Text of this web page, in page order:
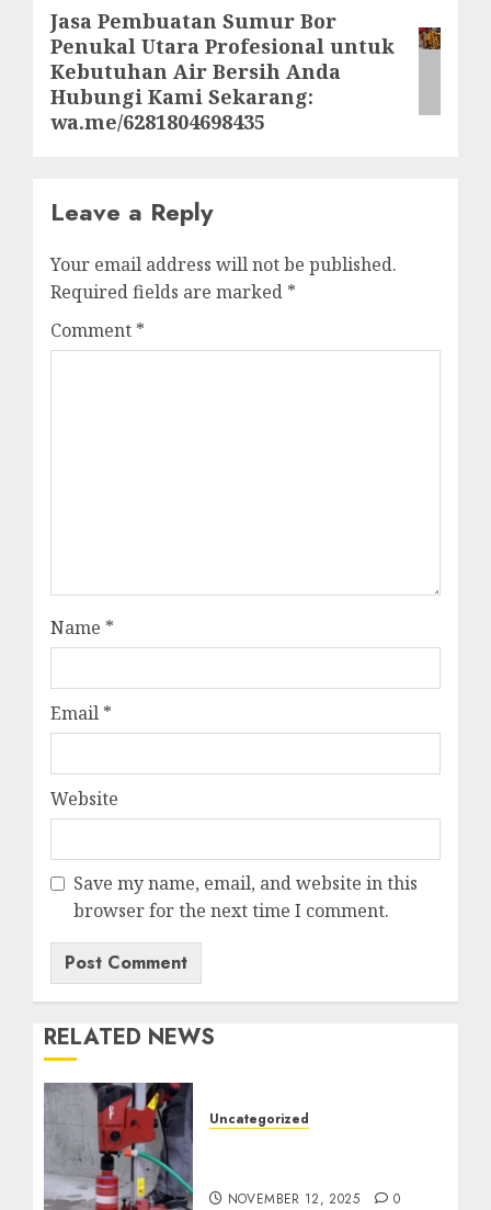
Next
post:
Jasa Pembuatan Sumur Bor
Penukal Utara Profesional untuk
Kebutuhan Air Bersih Anda
Hubungi Kami Sekarang:
wa.me/6281804698435
Leave a Reply
Your email address will not be published.
Required fields are marked *
Comment *
Name *
Email *
Website
Save my name, email, and website in this
browser for the next time I comment.
RELATED NEWS
Uncategorized
NOVEMBER 12, 2025 0